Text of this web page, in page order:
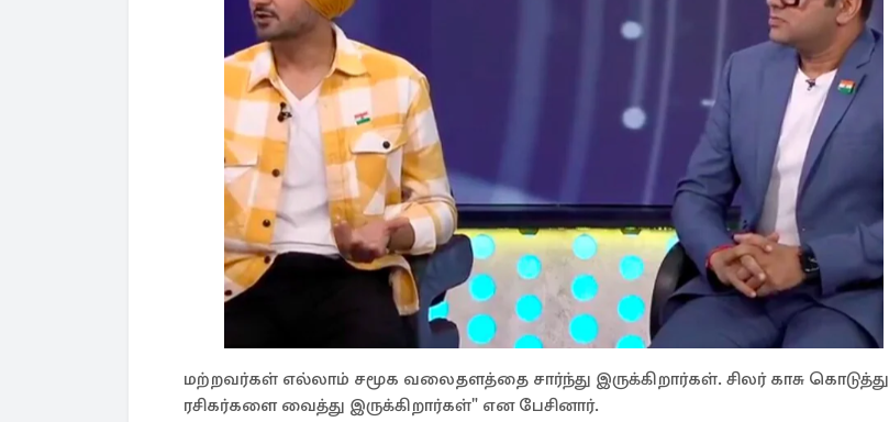
மற்றவர்கள் எல்லாம் சமூக வலைதளத்தை சார்ந்து இருக்கிறார்கள். சிலர் காசு கொடுத்து
ரசிகர்களை வைத்து இருக்கிறார்கள்" என பேசினார்.